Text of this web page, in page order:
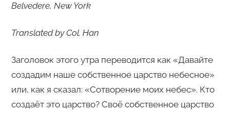
Belvedere, New York
Translated by Col. Han
Заголовок этого утра переводится как «Давайте
создадим наше собственное царство небесное»
или, как я сказал: «Сотворение моих небес». Кто
создаёт это царство? Своё собственное царство